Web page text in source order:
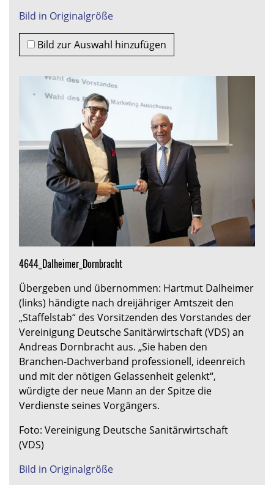
Bild in Originalgröße
Bild zur Auswahl hinzufügen
4644_Dalheimer_Dornbracht
Übergeben und übernommen: Hartmut Dalheimer
(links) händigte nach dreijähriger Amtszeit den
„Staffelstab“ des Vorsitzenden des Vorstandes der
Vereinigung Deutsche Sanitärwirtschaft (VDS) an
Andreas Dornbracht aus. „Sie haben den
Branchen-Dachverband professionell, ideenreich
und mit der nötigen Gelassenheit gelenkt“,
würdigte der neue Mann an der Spitze die
Verdienste seines Vorgängers.
Foto: Vereinigung Deutsche Sanitärwirtschaft
(VDS)
Bild in Originalgröße